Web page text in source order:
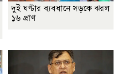
দুই ঘণ্টার ব্যবধানে সড়কে ঝরল
১৬ প্রাণ